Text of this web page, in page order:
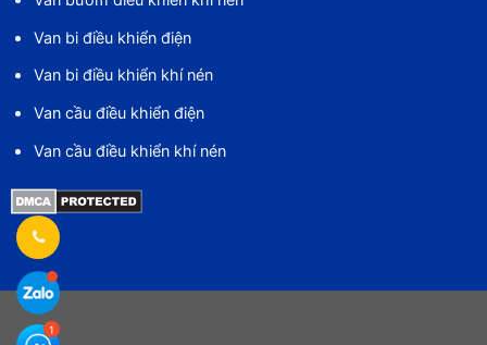
Van bi điều khiển điện
Van bi điều khiển khí nén
Van cầu điều khiển điện
Van cầu điều khiển khí nén